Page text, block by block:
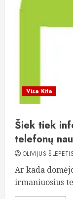
Visa Kita
Šiek tiek
telefonų
OLIVIJUS ŠLEPETIS
Ar kada
irmaniuosius